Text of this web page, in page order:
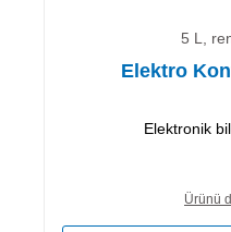
5 L,
Elektro
Elektronik
Ürünü